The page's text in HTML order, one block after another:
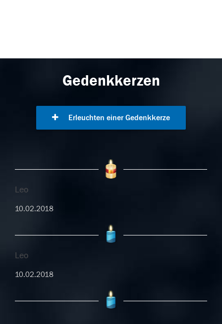
Gedenkkerzen
Erleuchten einer Gedenkkerze
Leo
10.02.2018
Leo
10.02.2018